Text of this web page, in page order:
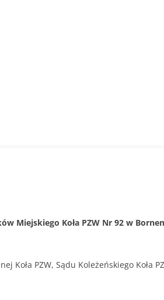
Miejskiego Koła PZW Nr 92 w
Koła PZW, Sądu Koleżeńskiego Koła